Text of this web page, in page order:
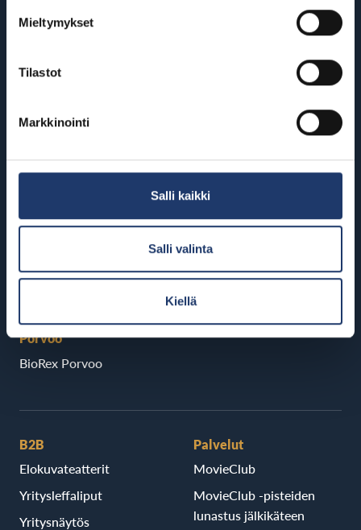
Mieltymykset
Tilastot
Markkinointi
Salli kaikki
Salli valinta
Kiellä
BioRex Redi
BioRex Sveitsi
BioRex Verkatehdas
Pietarsaari
Porvoo
BioRex Porvoo
Tornio
BioRex Tornio
Vaasa
BioRex Vaasa
B2B
Elokuvateatterit
Yritysleffaliput
Yritysnäytös
Palvelut
MovieClub
MovieClub -pisteiden
lunastus jälkikäteen